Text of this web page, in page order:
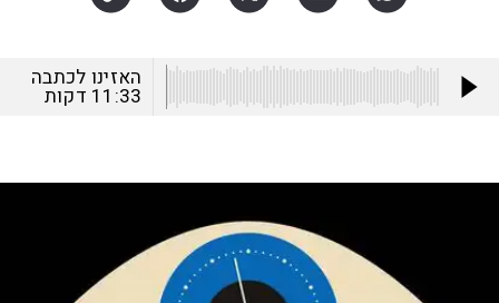
האזינו לכתבה
11:33 דקות